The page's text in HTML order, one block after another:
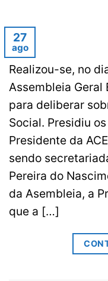
27
ago
Realizou-se, no
Assembleia Geral
para deliberar
Social. Presidiu
Presidente da
sendo
Pereira do
da Asembleia, a
que a […]